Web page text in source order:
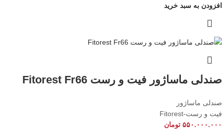
افزودن به سبد خرید
صندلی ماساژور فیت و رست Fitorest Fr66
صندلی ماساژور
فیت و رست-Fitorest
۵۵۰.۰۰۰.۰۰۰ تومان